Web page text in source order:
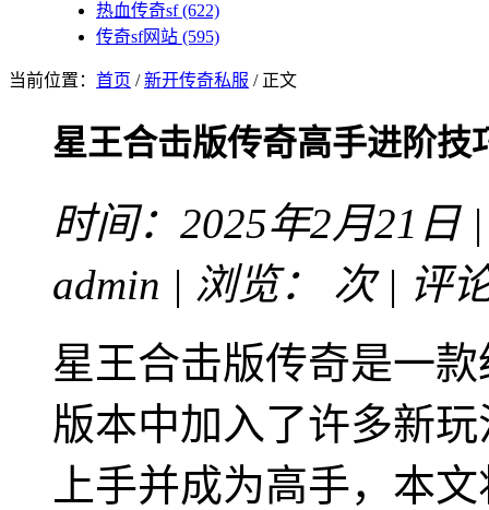
热血传奇sf(622)
传奇sf网站 (595)
当前位置： 首页 /新开传奇私服 / 正文
星王合击版传奇高手进阶技
时间：2025年2月21日
admin | 浏览：
次 | 评
星王合击版传奇是一
版本中加入了许多新
上手并成为高手，本